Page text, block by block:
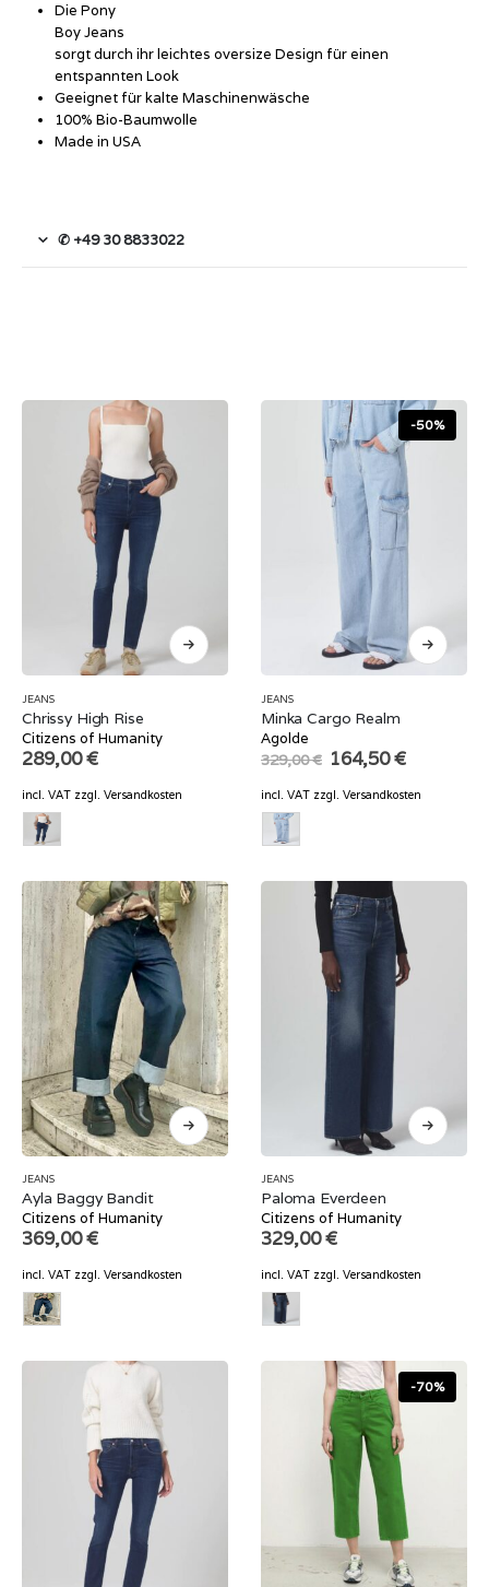
Die Pony
BoyJeans
sorgt durch ihr leichtes oversize Design für einen
entspannten Look
Geeignet für kalte Maschinenwäsche
100% Bio-Baumwolle
Made in USA
✆ +49 30 8833022
JEANS
Chrissy High Rise
Citizens of Humanity
289,00€
incl. VAT zzgl. Versandkosten
-50%
JEANS
Minka Cargo Realm
Agolde
329,00€ Original
price
was:
329,00 €.
164,50€Current
is:
incl. VAT zzgl. Versandkosten
JEANS
Ayla Baggy Bandit
Citizens of Humanity
369,00€
incl. VAT zzgl. Versandkosten
JEANS
Paloma Everdeen
Citizens of Humanity
329,00€
incl. VAT zzgl. Versandkosten
-70%